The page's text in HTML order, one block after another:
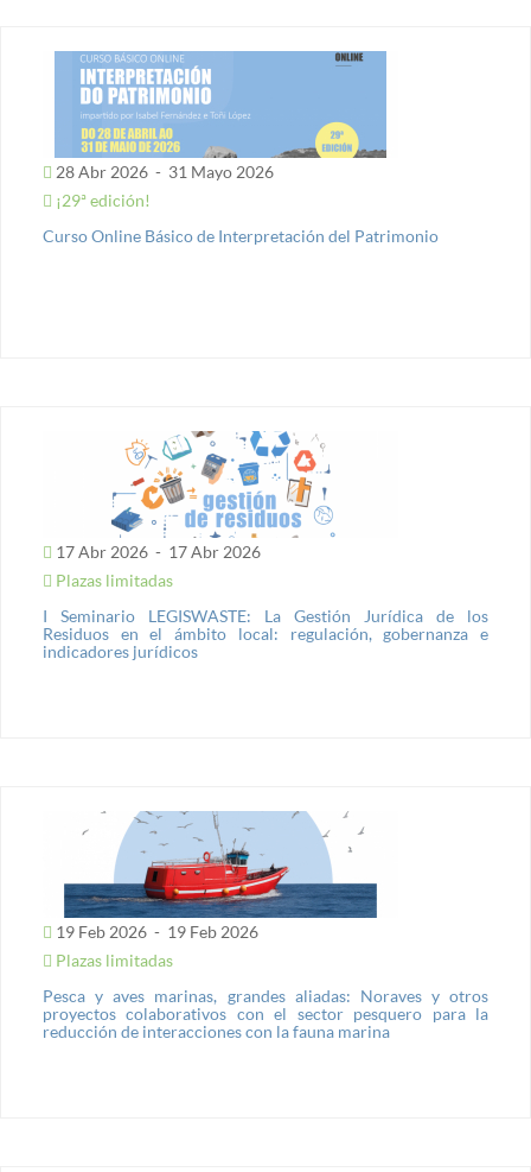
28 Abr 2026 - 31 Mayo 2026
¡29ª edición!
Curso Online Básico de Interpretación del Patrimonio
17 Abr 2026 - 17 Abr 2026
Plazas limitadas
I Seminario LEGISWASTE: La Gestión Jurídica de los
Residuos en el ámbito local: regulación, gobernanza e
indicadores jurídicos
19 Feb 2026 - 19 Feb 2026
Plazas limitadas
Pesca y aves marinas, grandes aliadas: Noraves y otros
proyectos colaborativos con el sector pesquero para la
reducción de interacciones con la fauna marina